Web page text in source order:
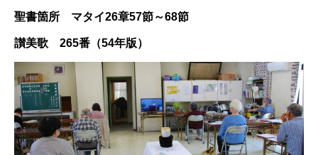
聖書箇所 マタイ26章57節～68節
讃美歌 265番（54年版）